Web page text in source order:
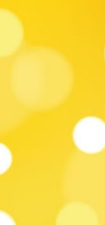
- Gente Grande
(parodistas)
- Yambo Kenia
22:25 - Los
8 domingo
(murga) 22:15 -
(murga) 23:30 -
2 lunes
(soc. de negros y